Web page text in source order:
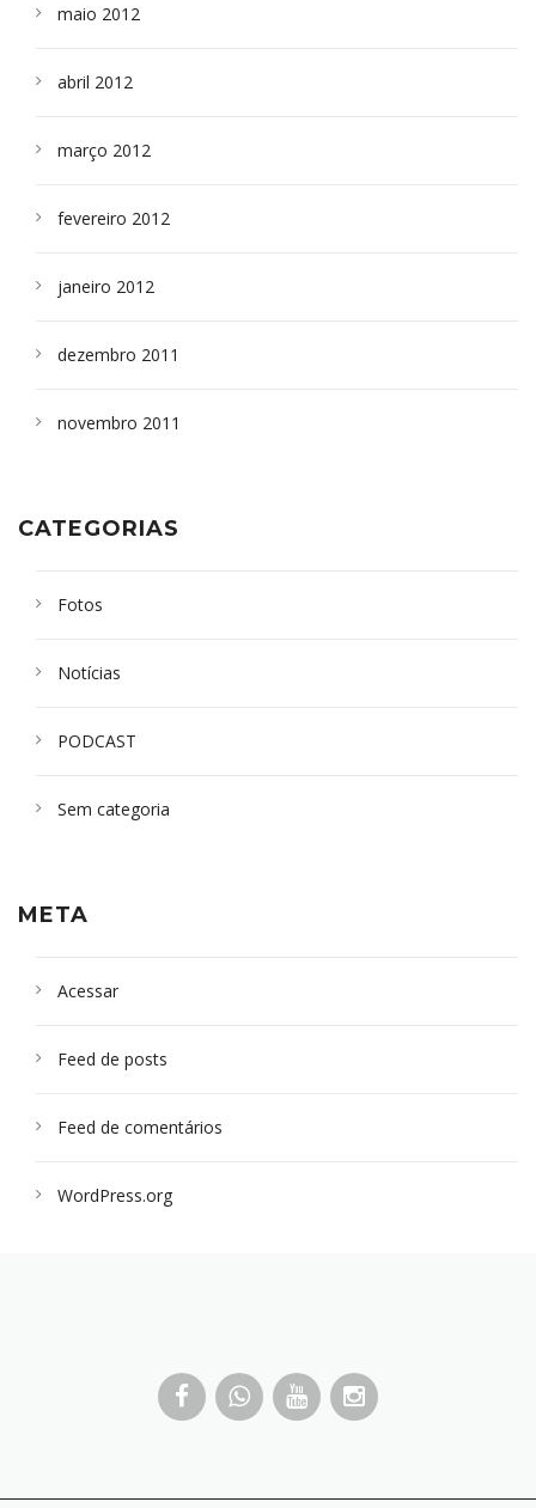
maio 2012
abril 2012
março 2012
fevereiro 2012
janeiro 2012
dezembro 2011
novembro 2011
CATEGORIAS
Fotos
Notícias
PODCAST
Sem categoria
META
Acessar
Feed de posts
Feed de comentários
WordPress.org